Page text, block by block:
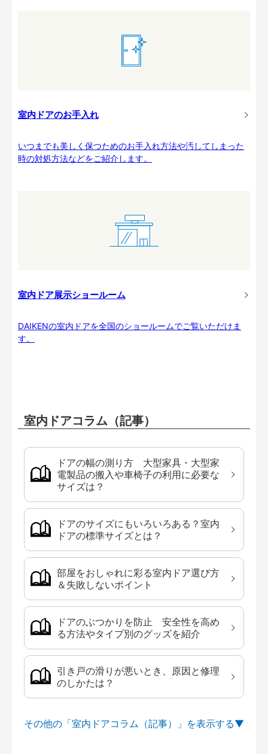
室内ドアのお手入れ
いつまでも美しく保つためのお手入れ方法や汚してしまった
時の対処方法などをご紹介します。
室内ドア展示ショールーム
DAIKENの室内ドアを全国のショールームでご覧いただけま
す。
室内ドアコラム（記事）
ドアの幅の測り方 大型家具・大型家
電製品の搬入や車椅子の利用に必要な
サイズは？
ドアのサイズにもいろいろある？室内
ドアの標準サイズとは？
部屋をおしゃれに彩る室内ドア選び方
＆失敗しないポイント
ドアのぶつかりを防止 安全性を高め
る方法やタイプ別のグッズを紹介
引き戸の滑りが悪いとき、原因と修理
のしかたは？
その他の「室内ドアコラム（記事）」を